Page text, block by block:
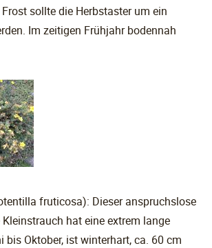
sollte die Herbstaster um ein
Im zeitigen Frühjahr bodennah
fruticosa): Dieser anspruchslose
hat eine extrem lange
bis Oktober, ist winterhart, ca. 60 cm